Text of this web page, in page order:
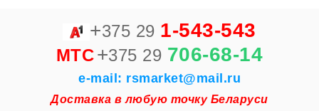
+375 29 1-543-543
MTC+375 29 706-68-14
e-mail: rsmarket@mail.ru
Доставка в любую точку Беларуси